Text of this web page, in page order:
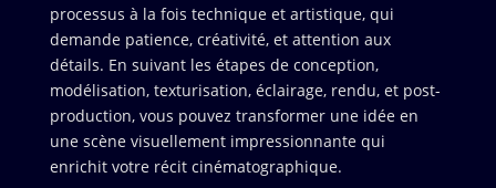
processus à la fois technique et artistique, qui
demande patience, créativité, et attention aux
détails. En suivant les étapes de conception,
modélisation, texturisation, éclairage, rendu, et post-
production, vous pouvez transformer une idée en
une scène visuellement impressionnante qui
enrichit votre récit cinématographique.